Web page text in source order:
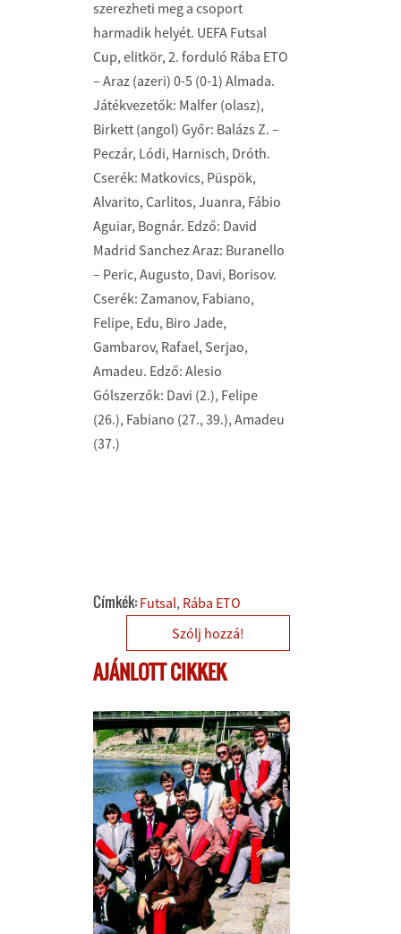
szerezheti meg a csoport
harmadik helyét. UEFA Futsal
Cup, elitkör, 2. forduló Rába ETO
– Araz (azeri) 0-5 (0-1) Almada.
Játékvezetők: Malfer (olasz),
Birkett (angol) Győr: Balázs Z. –
Peczár, Lódi, Harnisch, Dróth.
Cserék: Matkovics, Püspök,
Alvarito, Carlitos, Juanra, Fábio
Aguiar, Bognár. Edző: David
Madrid Sanchez Araz: Buranello
– Peric, Augusto, Davi, Borisov.
Cserék: Zamanov, Fabiano,
Felipe, Edu, Biro Jade,
Gambarov, Rafael, Serjao,
Amadeu. Edző: Alesio
Gólszerzők: Davi (2.), Felipe
(26.), Fabiano (27., 39.), Amadeu
(37.)
Címkék: Futsal Rába ETO
Szólj hozzá!
AJÁNLOTT CIKKEK